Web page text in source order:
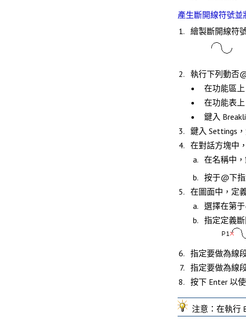
產生斷開線符號並
繪製斷開線符
執行下列動否
在功能區
在功能表
鍵入
鍵入 Settings
在對話方塊中
在名稱中
按于@下
在圖面中，定
選擇在第
指定定義
指定要做為線
指定要做為線
按下 Enter以使
注意 ：在執行